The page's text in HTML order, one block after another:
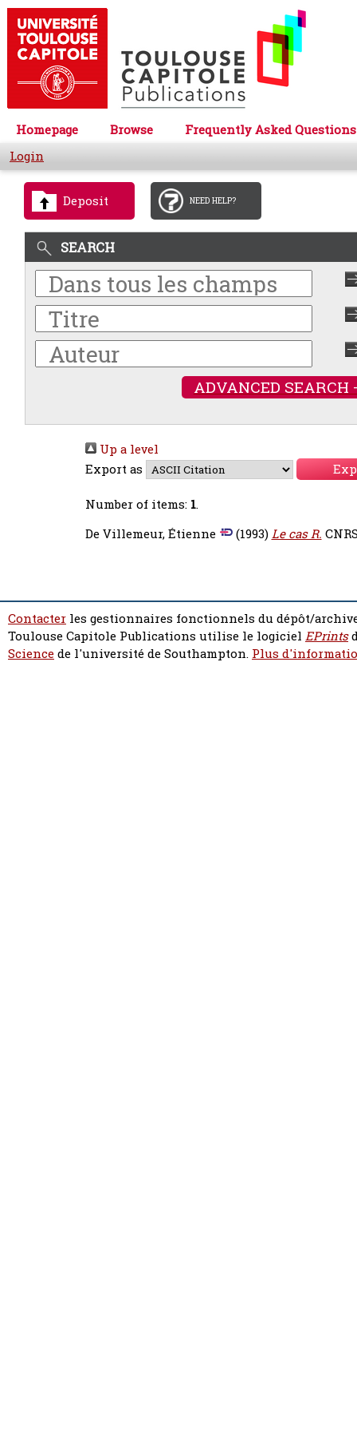
Homepage Browse
Frequently Asked Questions
Login
Deposit NEED HELP?
SEARCH
ADVANCED SEARCH
Up a level
Export as
Number of items: 1.
De Villemeur, Étienne
(1993)Le cas R.
Contacter les gestionnaires fonctionnels du dépôt/
Toulouse Capitole Publications utilise le logiciel EPrints
Sciencede l'université de Southampton. Plus